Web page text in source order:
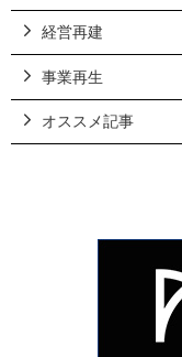
経営再建
事業再生
オススメ記事